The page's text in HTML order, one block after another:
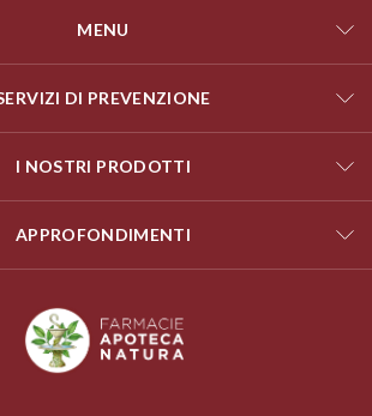
MENU
DI PREVENZIONE
I NOSTRI PRODOTTI
APPROFONDIMENTI